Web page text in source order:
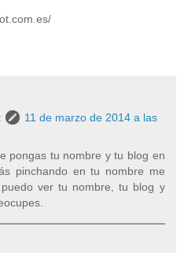
11 de marzo de 2014 a las
pongas tu nombre y tu blog en
pinchando en tu nombre me
ver tu nombre, tu blog y